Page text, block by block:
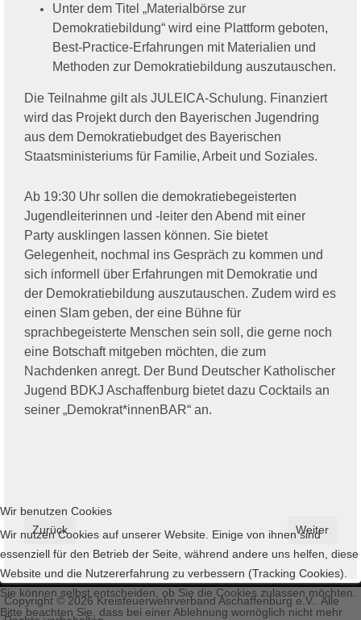
Unter dem Titel „Materialbörse zur
Demokratiebildung“ wird eine Plattform geboten,
Best-Practice-Erfahrungen mit Materialien und
Methoden zur Demokratiebildung auszutauschen.
Die Teilnahme gilt als JULEICA-Schulung. Finanziert
wird das Projekt durch den Bayerischen Jugendring
aus dem Demokratiebudget des Bayerischen
Staatsministeriums für Familie, Arbeit und Soziales.
Ab 19:30 Uhr sollen die demokratiebegeisterten
Jugendleiterinnen und -leiter den Abend mit einer
Party ausklingen lassen können. Sie bietet
Gelegenheit, nochmal ins Gespräch zu kommen und
sich informell über Erfahrungen mit Demokratie und
der Demokratiebildung auszutauschen. Zudem wird es
einen Slam geben, der eine Bühne für
sprachbegeisterte Menschen sein soll, die gerne noch
eine Botschaft mitgeben möchten, die zum
Nachdenken anregt. Der Bund Deutscher Katholischer
Jugend BDKJ Aschaffenburg bietet dazu Cocktails an
seiner „Demokrat*innenBAR“ an.
Vorheriger Beitrag: Informationen der Kommunalen
Zurück Nächster
Weiter
Copyright © 2026 Kreisfeuerwehrverband Aschaffenburg e.V.. Alle
Wir benutzen Cookies
Wir nutzen Cookies auf unserer Website. Einige von ihnen sind
essenziell für den Betrieb der Seite, während andere uns helfen, diese
Website und die Nutzererfahrung zu verbessern (Tracking Cookies).
Sie können selbst entscheiden, ob Sie die Cookies zulassen möchten.
Bitte beachten Sie, dass bei einer Ablehnung womöglich nicht mehr